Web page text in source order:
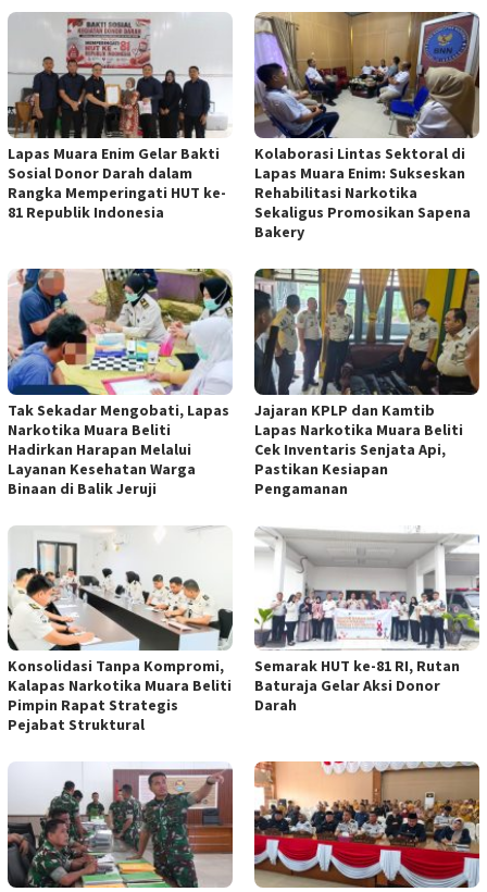
Lapas Muara Enim Gelar Bakti
Sosial Donor Darah dalam
Rangka Memperingati HUT ke-
81 Republik Indonesia
Kolaborasi Lintas Sektoral di
Lapas Muara Enim: Sukseskan
Rehabilitasi Narkotika
Sekaligus Promosikan Sapena
Bakery
Tak Sekadar Mengobati, Lapas
Narkotika Muara Beliti
Hadirkan Harapan Melalui
Layanan Kesehatan Warga
Binaan di Balik Jeruji
Jajaran KPLP dan Kamtib
Lapas Narkotika Muara Beliti
Cek Inventaris Senjata Api,
Pastikan Kesiapan
Pengamanan
Konsolidasi Tanpa Kompromi,
Kalapas Narkotika Muara Beliti
Pimpin Rapat Strategis
Pejabat Struktural
Semarak HUT ke-81 RI, Rutan
Baturaja Gelar Aksi Donor
Darah